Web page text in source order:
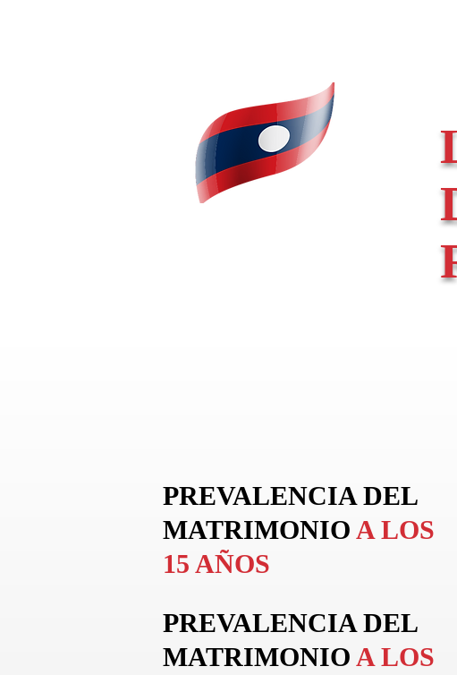
PREVALENCIA DEL
MATRIMONIO A LOS
15 AÑOS
PREVALENCIA DEL
MATRIMONIO A LOS